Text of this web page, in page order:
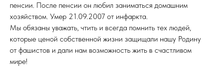
пенсии. После пенсии он любил заниматься домашним
хозяйством. Умер 21.09.2007 от инфаркта.
Мы обязаны уважать, чтить и всегда помнить тех людей,
которые ценой собственной жизни защищали нашу Родину
от фашистов и дали нам возможность жить в счастливом
мире!